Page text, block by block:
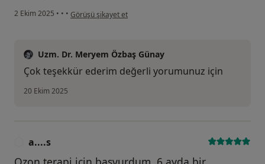
2 Ekim 2025 • • • kullanıcının görüşüne göre a....t
Görüşü şikayet et
Uzm. Dr. Meryem Özbaş Günay
Çok teşekkür ederim değerli yorumunuz için
20 Ekim 2025
a....s